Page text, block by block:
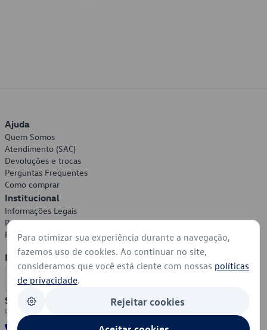
Ajuda
Quem Somos
Atendimento (SAC)
Devoluções e trocas
Perguntas Frequentes
Como comprar
Institucional
Informações Legais
Política de Privacidade
Política de Cookies
Formas de Pagamento
Segurança
Para otimizar sua experiência durante a navegação,
fazemos uso de cookies. Ao continuar no site,
consideramos que você está ciente com nossas políticas
de privacidade.
Rejeitar cookies